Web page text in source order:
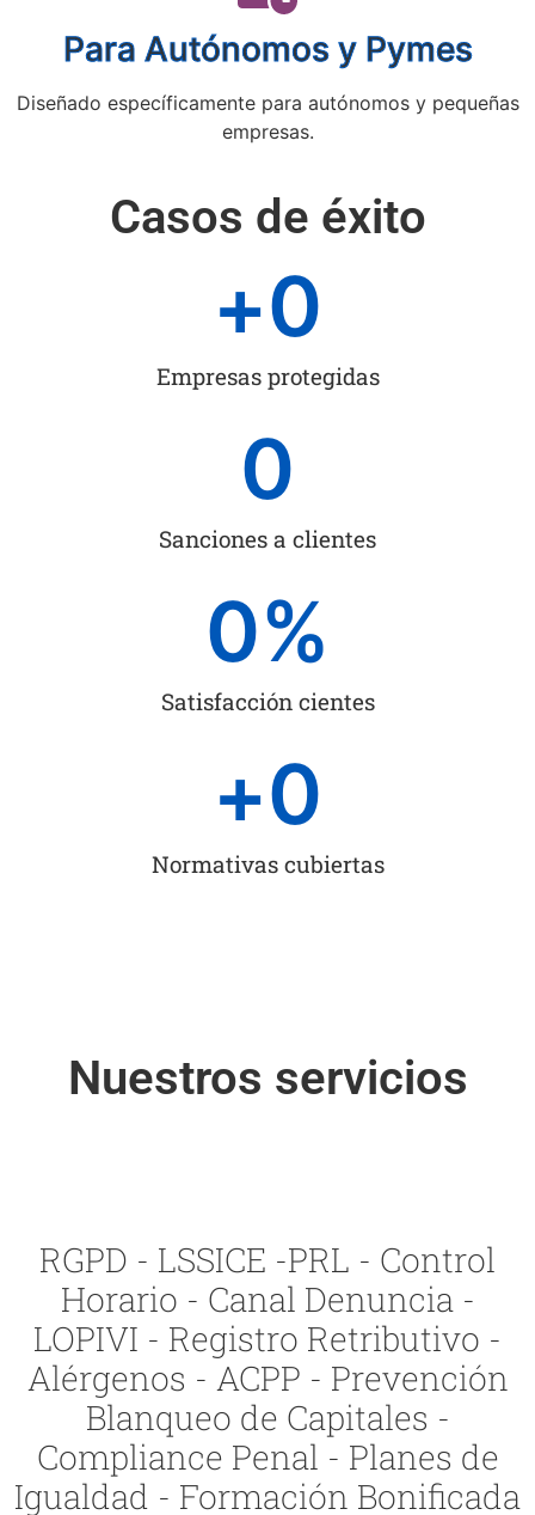
Para Autónomos y Pymes
Diseñado específicamente para autónomos y pequeñas
empresas.
Casos de éxito
Empresas protegidas
+0
Sanciones a clientes
0
Satisfacción cientes
0%
Normativas cubiertas
+0
Nuestros servicios
RGPD - LSSICE -PRL - Control
Horario - Canal Denuncia -
LOPIVI - Registro Retributivo -
Alérgenos - ACPP - Prevención
Blanqueo de Capitales -
Compliance Penal - Planes de
Igualdad - Formación Bonificada